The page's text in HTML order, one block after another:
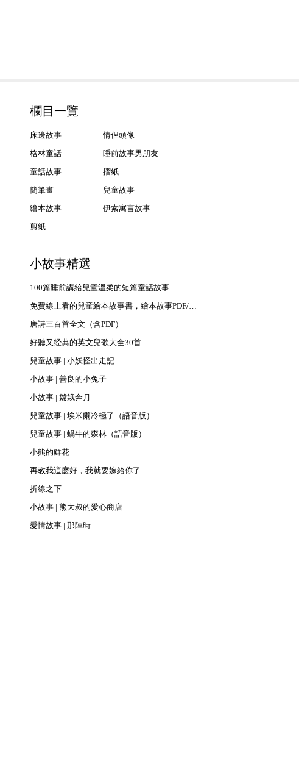
欄目一覽
床邊故事
情侶頭像
格林童話
睡前故事男朋友
童話故事
摺紙
簡筆畫
兒童故事
繪本故事
伊索寓言故事
剪紙
小故事精選
100篇睡前講給兒童溫柔的短篇童話故事
免費線上看的兒童繪本故事書，繪本故事PDF/PPT下載
唐詩三百首全文（含PDF）
好聽又经典的英文兒歌大全30首
兒童故事 | 小妖怪出走記
小故事 | 善良的小兔子
小故事 | 嫦娥奔月
兒童故事 | 埃米爾冷極了（語音版）
兒童故事 | 蝸牛的森林（語音版）
小熊的鮮花
再教我這麽好，我就要嫁給你了
折線之下
小故事 | 熊大叔的愛心商店
愛情故事 | 那陣時